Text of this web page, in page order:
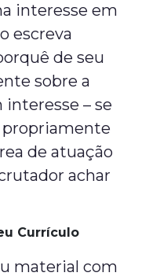
interesse em
escreva
de seu
sobre a
– se
propriamente
de atuação
achar
Currículo
material com